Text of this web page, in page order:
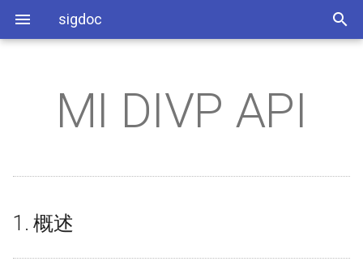
sigdoc
开发环境搭建
SSD212 Demo板硬件指南
1.3. 关键字说明
I2C使用参考
UART使用参考
PSPI PANEL使用参考
USB驱动调节参考
SigmaStar工具使用 C++编译指南
Camera相关
RTOS添加静态库方法
RTOS点TTL屏参考
iq
MI DIVP API
1. 概述